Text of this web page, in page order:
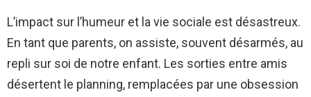
L’impact sur l’humeur et la vie sociale est désastreux.
En tant que parents, on assiste, souvent désarmés, au
repli sur soi de notre enfant. Les sorties entre amis
désertent le planning, remplacées par une obsession